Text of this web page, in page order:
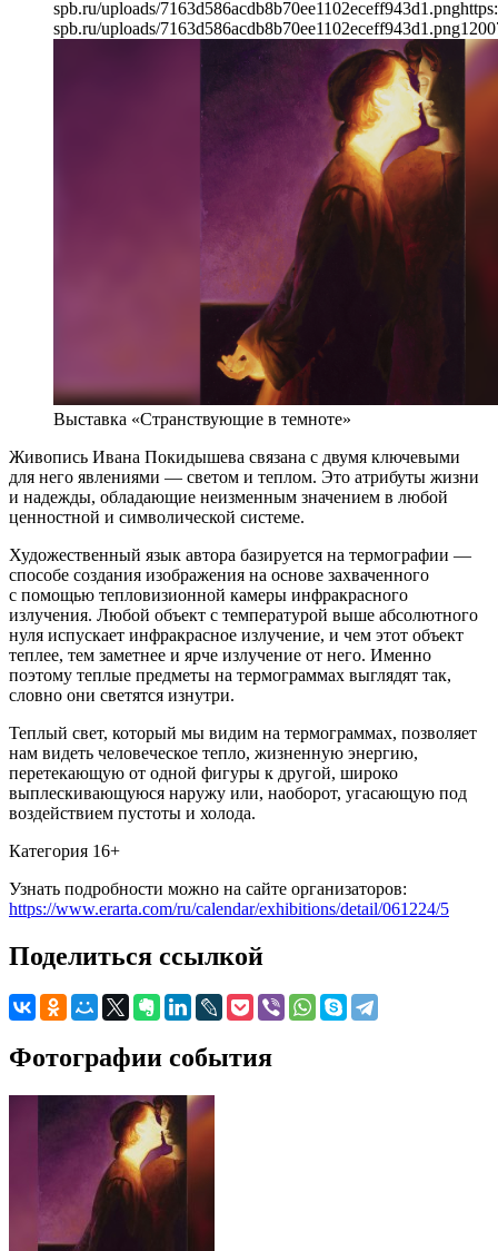
spb.ru/uploads/7163d586acdb8b70ee1102eceff943d1.png
spb.ru/uploads/7163d586acdb8b70ee1102eceff943d1.png1200
Выставка «Странствующие в темноте»
Живопись Ивана Покидышева связана с двумя ключевыми
для него явлениями — светом и теплом. Это атрибуты жизни
и надежды, обладающие неизменным значением в любой
ценностной и символической системе.
Художественный язык автора базируется на термографии —
способе создания изображения на основе захваченного
с помощью тепловизионной камеры инфракрасного
излучения. Любой объект с температурой выше абсолютного
нуля испускает инфракрасное излучение, и чем этот объект
теплее, тем заметнее и ярче излучение от него. Именно
поэтому теплые предметы на термограммах выглядят так,
словно они светятся изнутри.
Теплый свет, который мы видим на термограммах, позволяет
нам видеть человеческое тепло, жизненную энергию,
перетекающую от одной фигуры к другой, широко
выплескивающуюся наружу или, наоборот, угасающую под
воздействием пустоты и холода.
Категория 16+
Узнать подробности можно на сайте организаторов:
https://www.erarta.com/ru/calendar/exhibitions/detail/061224/5
Поделиться ссылкой
Фотографии события